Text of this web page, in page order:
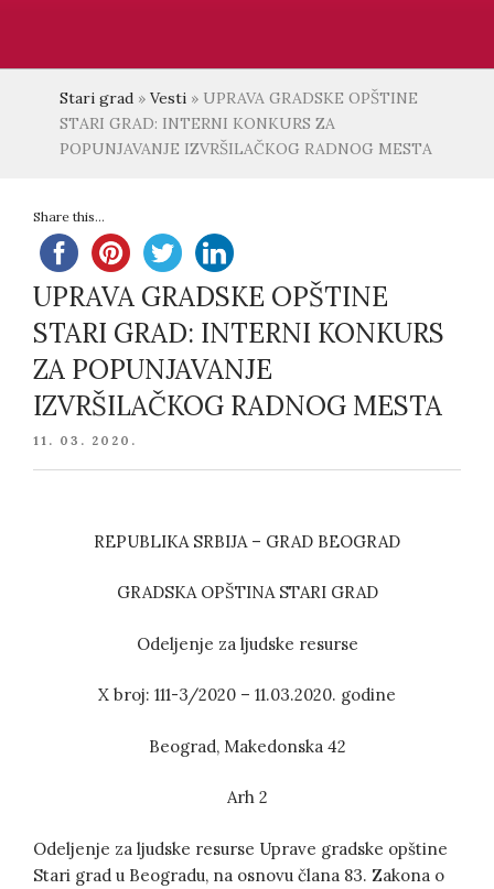
Stari grad » Vesti » UPRAVA GRADSKE OPŠTINE
STARI GRAD: INTERNI KONKURS ZA
POPUNJAVANJE IZVRŠILAČKOG RADNOG MESTA
Share this...
UPRAVA GRADSKE OPŠTINE
STARI GRAD: INTERNI KONKURS
ZA POPUNJAVANJE
IZVRŠILAČKOG RADNOG MESTA
POSTED
11. 03. 2020.
REPUBLIKA SRBIJA – GRAD BEOGRAD
GRADSKA OPŠTINA STARI GRAD
Odeljenje za ljudske resurse
X broj: 111-3/2020 – 11.03.2020. godine
Beograd, Makedonska 42
Arh 2
Odeljenje za ljudske resurse Uprave gradske opštine
Stari grad u Beogradu, na osnovu člana 83. Zakona o